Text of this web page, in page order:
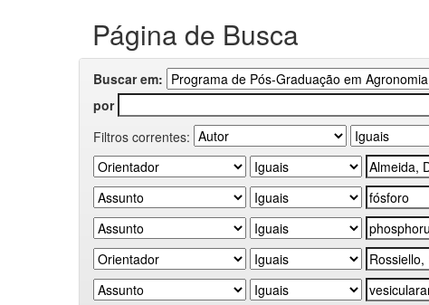
Página de Busca
Buscar em:
por
Filtros correntes: